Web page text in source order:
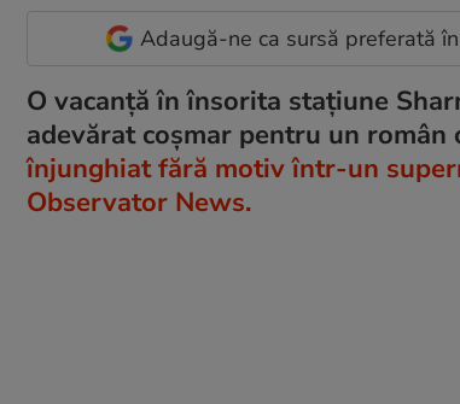
Adaugă-ne ca sursă preferată
O vacanță în însorita stațiune
adevărat coșmar pentru un român
înjunghiat fără motiv într-un
Observator News.